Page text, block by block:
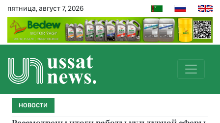
пятница, август 7, 2026
НОВОСТИ